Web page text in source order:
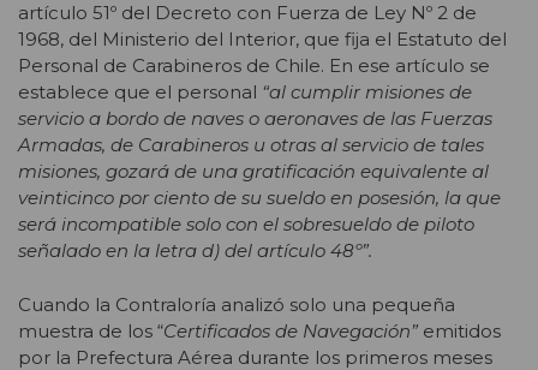
artículo 51º del Decreto con Fuerza de Ley Nº 2 de
1968, del Ministerio del Interior, que fija el Estatuto del
Personal de Carabineros de Chile. En ese artículo se
establece que el personal “al cumplir misiones de
servicio a bordo de naves o aeronaves de las Fuerzas
Armadas, de Carabineros u otras al servicio de tales
misiones, gozará de una gratificación equivalente al
veinticinco por ciento de su sueldo en posesión, la que
será incompatible solo con el sobresueldo de piloto
señalado en la letra d) del artículo 48º”.
Cuando la Contraloría analizó solo una pequeña
muestra de los “Certificados de Navegación” emitidos
por la Prefectura Aérea durante los primeros meses